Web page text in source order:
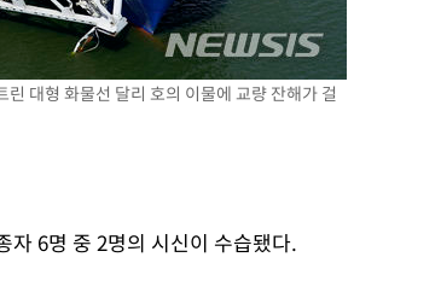
대형 화물선 달리 호의 이물에 교량 잔해가 걸
자 6명 중 2명의 시신이 수습됐다.